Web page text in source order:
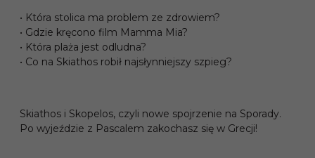
• Która stolica ma problem ze zdrowiem?
• Gdzie kręcono film Mamma Mia?
• Która plaża jest odludna?
• Co na Skiathos robił najsłynniejszy szpieg?
Skiathos i Skopelos, czyli nowe spojrzenie na Sporady.
Po wyjeździe z Pascalem zakochasz się w Grecji!